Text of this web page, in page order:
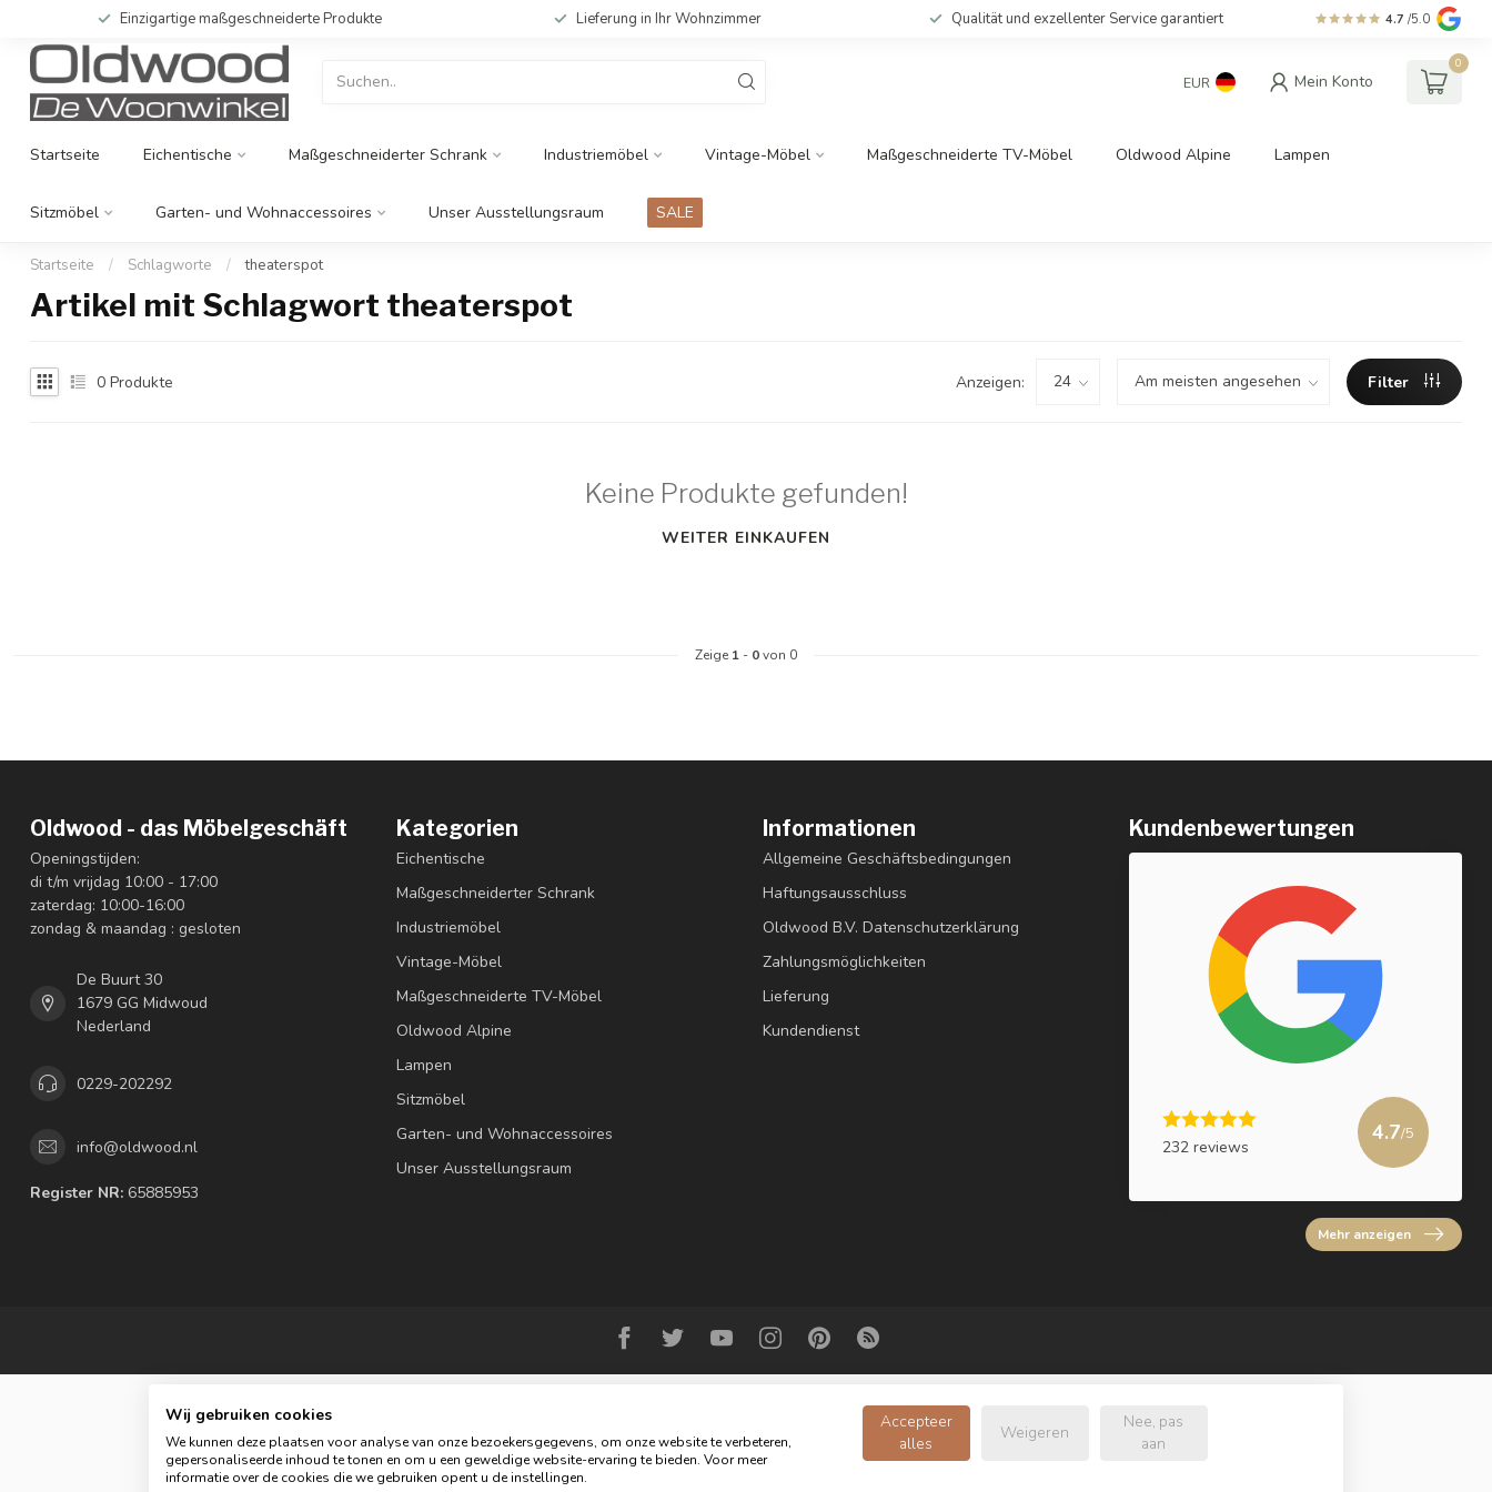
Einzigartige maßgeschneiderte Produkte Lieferung in Ihr Wohnzimmer Qualität und exzellenter Service garantiert 4.7 /5.0
EUR Mein Konto
0
Startseite Eichentische Maßgeschneiderter Schrank Industriemöbel Vintage-Möbel Maßgeschneiderte TV-Möbel Oldwood Alpine Lampen
Sitzmöbel Garten- und Wohnaccessoires Unser Ausstellungsraum SALE
Startseite / Schlagworte / theaterspot
Artikel mit Schlagwort theaterspot
0 Produkte Anzeigen: Filter
Keine Produkte gefunden!
WEITER EINKAUFEN
Zeige 1 - 0von 0
Oldwood - das Möbelgeschäft
Openingstijden:
di t/m vrijdag 10:00 - 17:00
zaterdag: 10:00-16:00
zondag & maandag : gesloten
De Buurt 30
1679 GG Midwoud
Nederland
0229-202292
info@oldwood.nl
Register NR: 65885953
Kategorien
Eichentische
Maßgeschneiderter Schrank
Industriemöbel
Vintage-Möbel
Maßgeschneiderte TV-Möbel
Oldwood Alpine
Lampen
Sitzmöbel
Garten- und Wohnaccessoires
Unser Ausstellungsraum
Informationen
Allgemeine Geschäftsbedingungen
Haftungsausschluss
Oldwood B.V. Datenschutzerklärung
Zahlungsmöglichkeiten
Lieferung
Kundendienst
Kundenbewertungen
232 reviews
4.7/5
Mehr anzeigen
© Copyright 2026 Oldwood - das Möbelgeschäft - Powered by
Wij gebruiken cookies
We kunnen deze plaatsen voor analyse van onze bezoekersgegevens, om onze website te verbeteren,
gepersonaliseerde inhoud te tonen en om u een geweldige website-ervaring te bieden. Voor meer
informatie over de cookies die we gebruiken opent u de instellingen.
Accepteer
alles
Weigeren
Nee, pas
aan